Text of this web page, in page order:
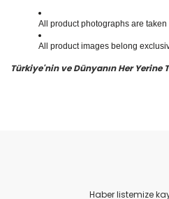
en doğru adresi Yavuzlar
All product photographs are
All product images belong
Türkiye'nin ve Dünyanın Her Yerine
Haber listemize